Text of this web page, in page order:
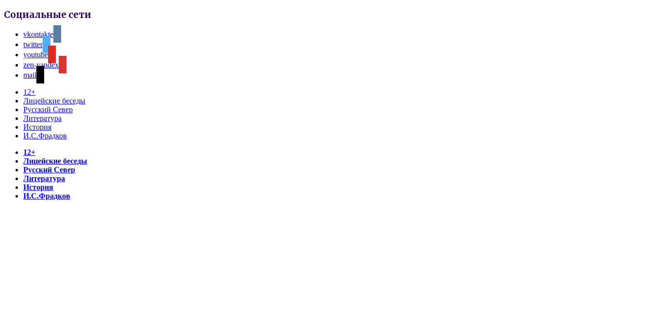
Социальные сети
vkontakte
twitter
youtube
zen-yandex
mail
12+
Лицейские беседы
Русский Север
Литература
История
И.С.Фрадков
12+
Лицейские беседы
Русский Север
Литература
История
И.С.Фрадков